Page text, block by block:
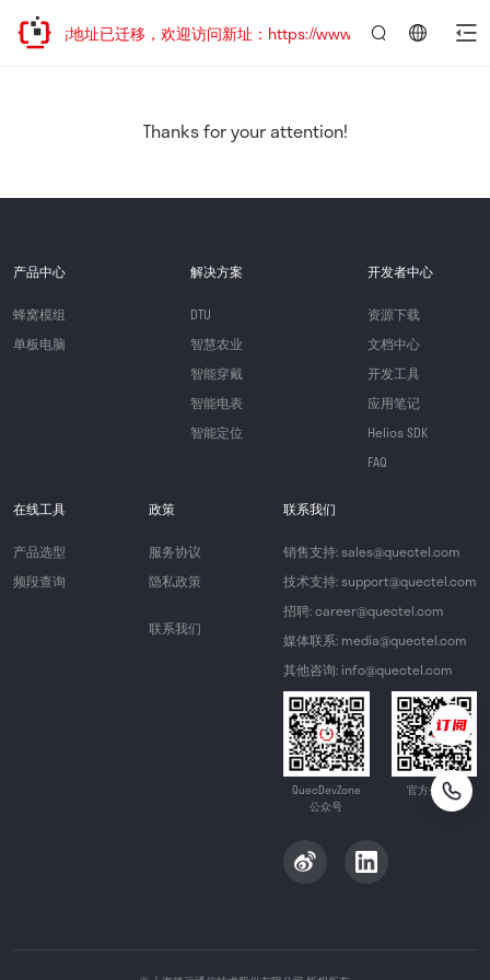
网站地址已迁移，欢迎访问新址：https://www.quectel.com.cn
Thanks for your attention!
产品中心
蜂窝模组
单板电脑
解决方案
DTU
智慧农业
智能穿戴
智能电表
智能定位
开发者中心
资源下载
文档中心
开发工具
应用笔记
Helios SDK
FAQ
在线工具
产品选型
频段查询
政策
服务协议
隐私政策
联系我们
联系我们
销售支持: sales@quectel.com
技术支持: support@quectel.com
招聘: career@quectel.com
媒体联系: media@quectel.com
其他咨询: info@quectel.com
QuecDevZone
公众号
官方公众号